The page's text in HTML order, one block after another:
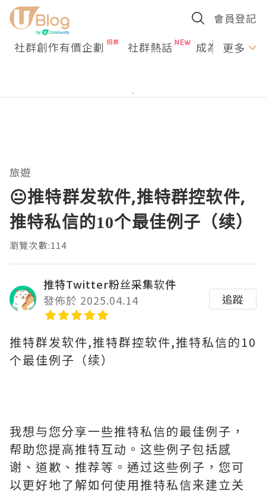
會員登記
社群創作有價企劃 社群熱話 成為U更多
旅遊
😐推特群发软件,推特群控软件,
推特私信的10个最佳例子（续）
瀏覽次數:114
推特Twitter粉丝采集软件
發佈於 2025.04.14
追蹤
推特群发软件,推特群控软件,推特私信的10
个最佳例子（续）
我想与您分享一些推特私信的最佳例子，
帮助您提高推特互动。这些例子包括感
谢、道歉、推荐等。通过这些例子，您可
以更好地了解如何使用推特私信来建立关